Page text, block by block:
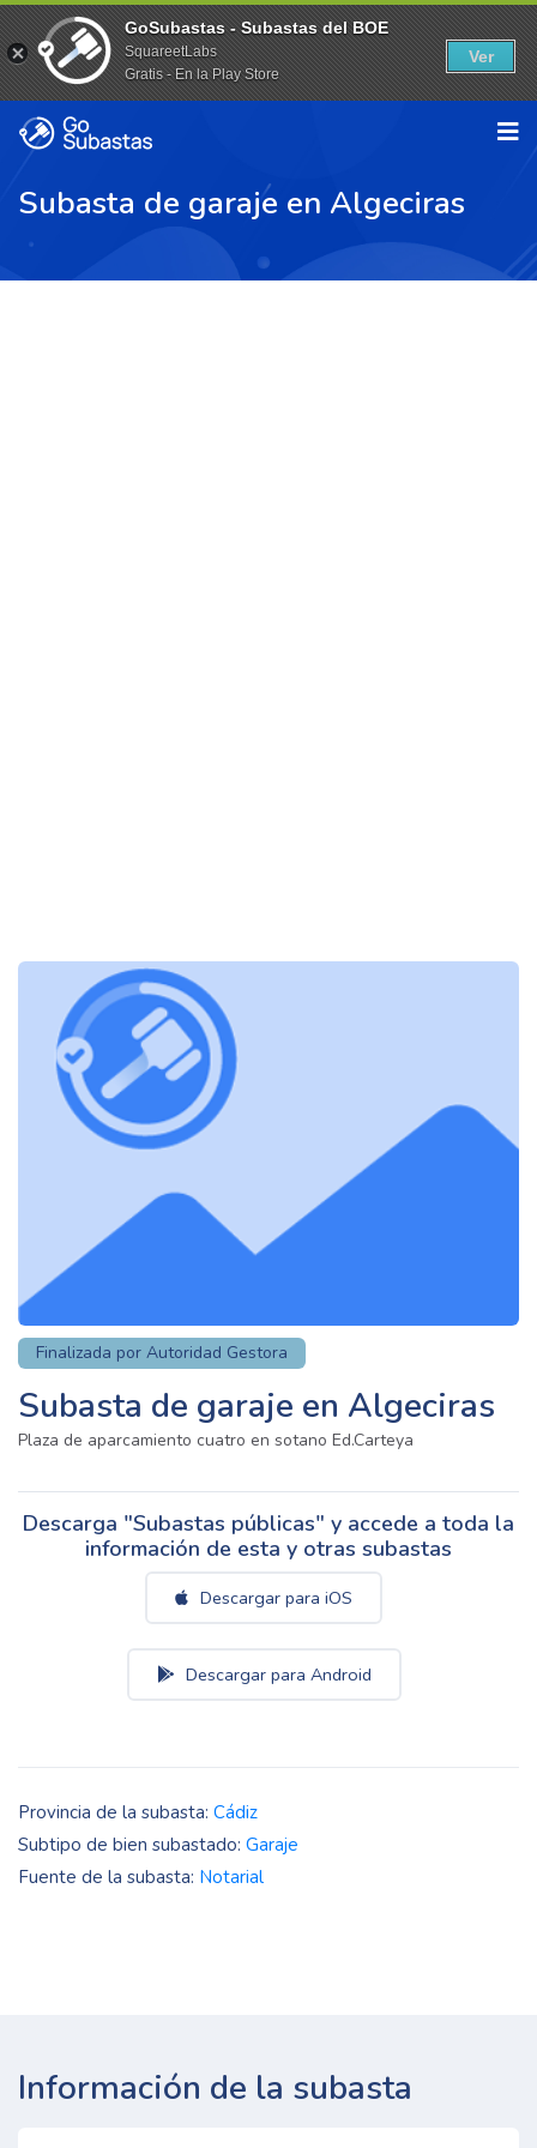
Subasta de garaje en Algeciras
Finalizada por Autoridad Gestora
Subasta de garaje en Algeciras
Plaza de aparcamiento cuatro en sotano Ed.Carteya
Descarga "Subastas públicas" y accede a toda la
información de esta y otras subastas
Descargar para iOS
Descargar para Android
Provincia de la subasta: Cádiz
Subtipo de bien subastado: Garaje
Fuente de la subasta: Notarial
Información de la subasta
GoSubastas - Subastas del BOE
SquareetLabs
Gratis - En la Play Store
Ver